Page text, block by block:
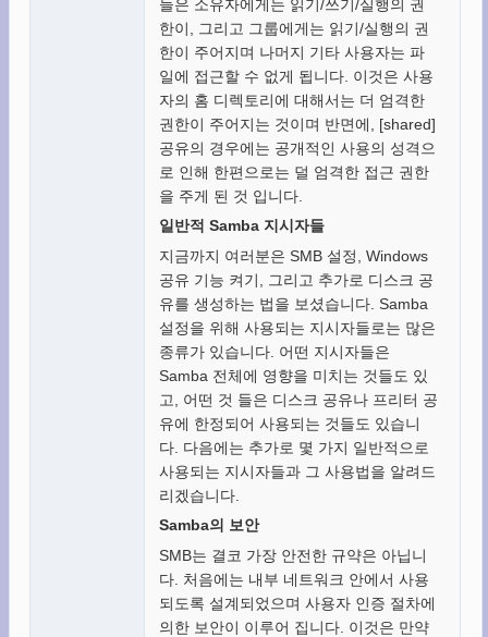
들은 소유자에게는 읽기/쓰기/실행의 권
한이, 그리고 그룹에게는 읽기/실행의 권
한이 주어지며 나머지 기타 사용자는 파
일에 접근할 수 없게 됩니다. 이것은 사용
자의 홈 디렉토리에 대해서는 더 엄격한
권한이 주어지는 것이며 반면에, [shared]
공유의 경우에는 공개적인 사용의 성격으
로 인해 한편으로는 덜 엄격한 접근 권한
을 주게 된 것 입니다.
일반적 Samba 지시자들
지금까지 여러분은 SMB 설정, Windows
공유 기능 켜기, 그리고 추가로 디스크 공
유를 생성하는 법을 보셨습니다. Samba
설정을 위해 사용되는 지시자들로는 많은
종류가 있습니다. 어떤 지시자들은
Samba 전체에 영향을 미치는 것들도 있
고, 어떤 것 들은 디스크 공유나 프리터 공
유에 한정되어 사용되는 것들도 있습니
다. 다음에는 추가로 몇 가지 일반적으로
사용되는 지시자들과 그 사용법을 알려드
리겠습니다.
Samba의 보안
SMB는 결코 가장 안전한 규약은 아닙니
다. 처음에는 내부 네트워크 안에서 사용
되도록 설계되었으며 사용자 인증 절차에
의한 보안이 이루어 집니다. 이것은 만약